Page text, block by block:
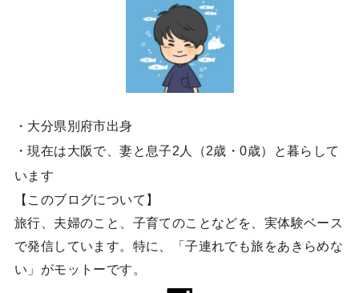
・大分県別府市出身
・現在は大阪で、妻と息子2人（2歳・0歳）と暮らして
います
【このブログについて】
旅行、夫婦のこと、子育てのことなどを、実体験ベース
で発信しています。特に、「子連れでも旅をあきらめな
い」がモットーです。